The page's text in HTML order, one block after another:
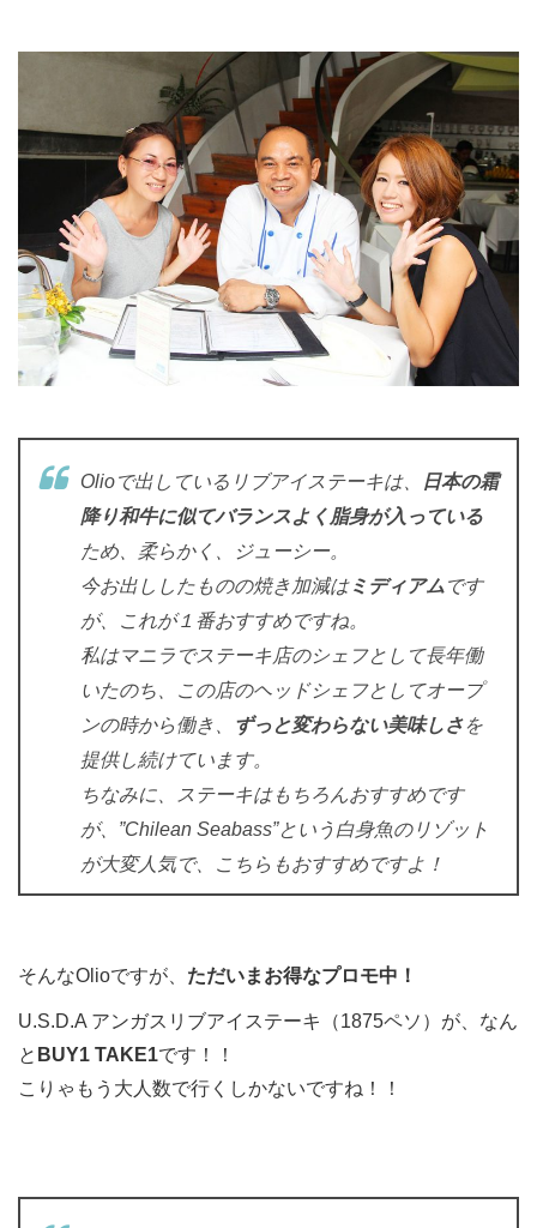
Olioで出しているリブアイステーキは、
日本の霜
降り和牛に似てバランスよく脂身が入っている
ため、柔らかく、ジューシー。
今お出ししたものの焼き加減はミディアム です
が、これが１番おすすめですね。
私はマニラでステーキ店のシェフとして長年働
いたのち、この店のヘッドシェフとしてオープ
ンの時から働き、
ずっと変わらない美味しさを
提供し続けています。
ちなみに、ステーキはもちろんおすすめです
が、”Chilean Seabass”という白身魚のリゾット
が大変人気で、こちらもおすすめですよ！
そんなOlioですが、 ただいまお得なプロモ中！
U.S.D.A アンガスリブアイステーキ（1875ペソ）が、なん
と BUY1 TAKE1です！！
こりゃもう大人数で行くしかないですね！！